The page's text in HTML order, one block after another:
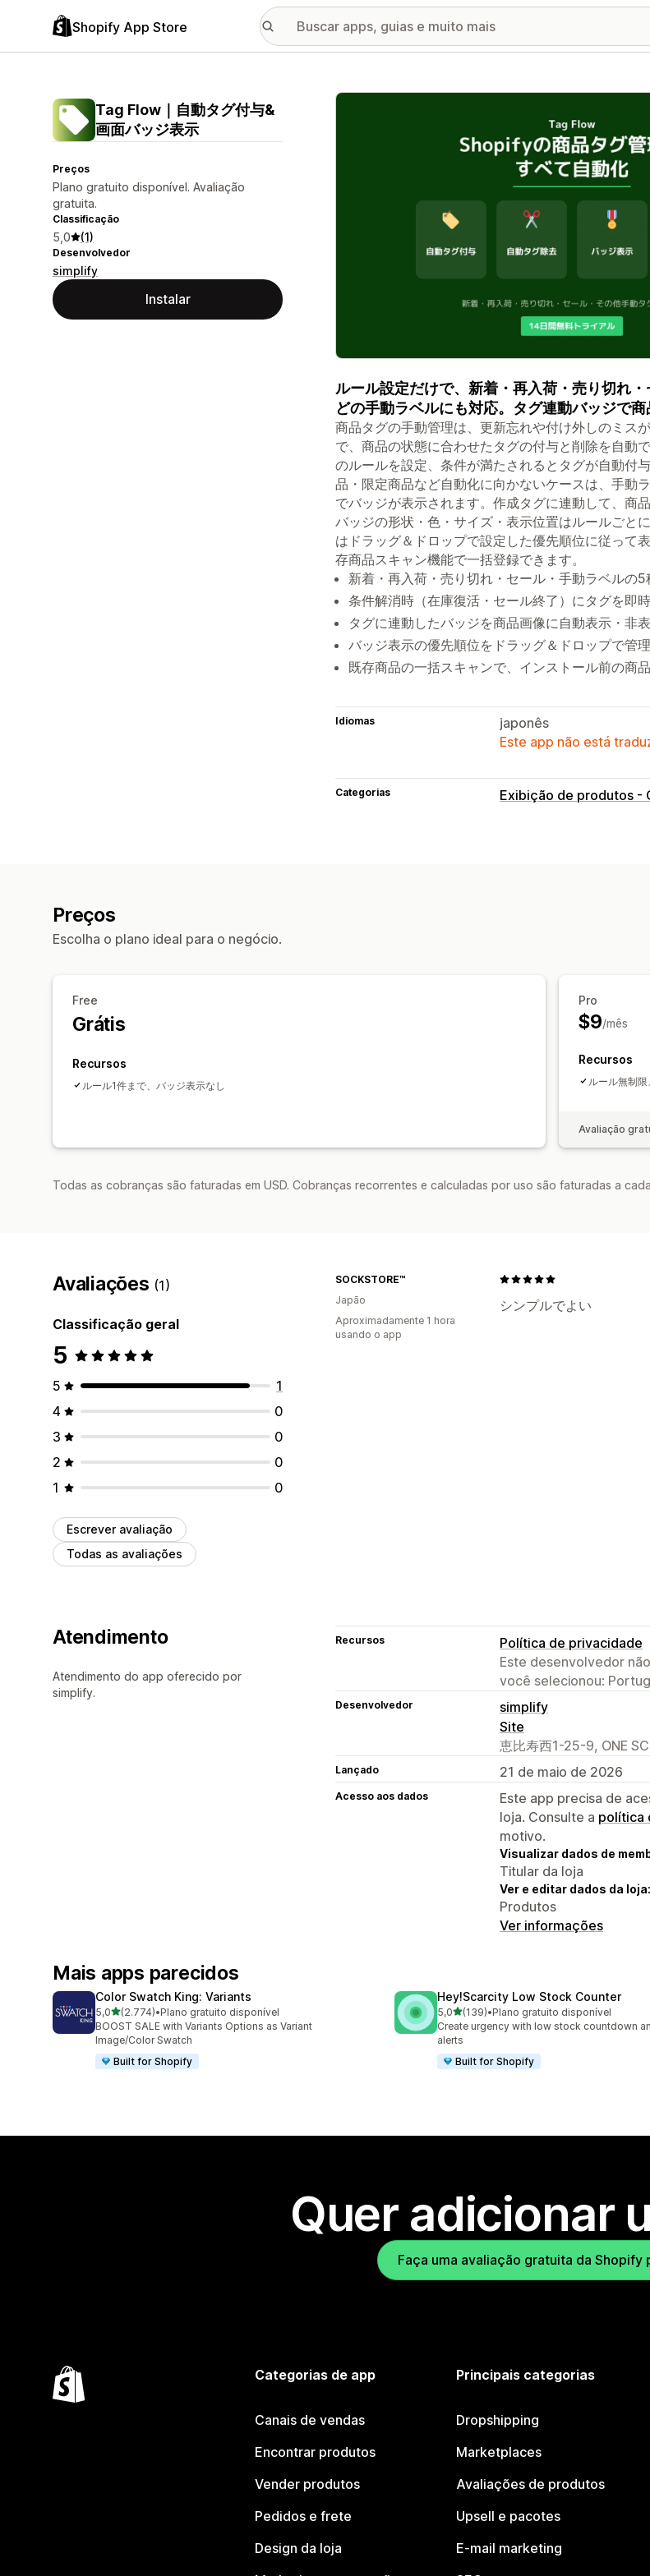
Shopify App Store
Tag Flow｜自動タグ付与&
画面バッジ表示
Preços
Plano gratuito disponível. Avaliação
gratuita.
Classificação
5,0 (1)
Desenvolvedor
simplify
Instalar
Galeria de imagens em destaque
ルール設定だけで、新着・再入荷・売り切れ
どの手動ラベルにも対応。タグ連動バッジで
商品タグの手動管理は、更新忘れや付け外しのミス
で、商品の状態に合わせたタグの付与と削除を自動
のルールを設定、条件が満たされるとタグが自動付
品・限定商品など自動化に向かないケースは、手動
でバッジが表示されます。作成タグに連動して、商
バッジの形状・色・サイズ・表示位置はルールごと
はドラッグ＆ドロップで設定した優先順位に従って
存商品スキャン機能で一括登録できます。
新着・再入荷・売り切れ・セール・手動ラベルの
条件解消時（在庫復活・セール終了）にタグを即
タグに連動したバッジを商品画像に自動表示・非
バッジ表示の優先順位をドラッグ＆ドロップで管理
既存商品の一括スキャンで、インストール前の商
Idiomas
japonês
Este app não está
Categorias Exibição de produtos -
Preços
Escolha o plano ideal para o negócio.
Free
Grátis
Recursos
ルール1件まで、バッジ表示なし
Pro
$9/mês
Recursos
ルール無制
Avaliação
Todas as cobranças são faturadas em USD. Cobranças recorrentes e calculadas por uso são faturadas a
Avaliações (1)
Classificação geral
5
5
1
4
0
3
0
2
0
1
0
Escrever avaliação
Todas as avaliações
シンプルでよい
SOCKSTORE™
Japão
Aproximadamente 1 hora
usando o app
Atendimento
Atendimento do app oferecido por
simplify.
Recursos
Política de privacidade
Este desenvolvedor
você selecionou:
Desenvolvedor
simplify
Site
恵比寿西1-25-9, ONE
Lançado 21 de maio de 2026
Acesso aos dados
Este app precisa de
loja. Consulte a política
motivo.
Visualizar dados de
Titular da loja
Ver e editar dados da loja:
Produtos
Ver informações
Mais apps parecidos
Color Swatch King: Variants
5,0de 5 estrelas
(2.774)
2774 avaliações ao todo
•Plano gratuito disponível
BOOST SALE with Variants Options as Variant
Image/Color Swatch
Built for Shopify
Hey!Scarcity Low Stock Counter
5,0de 5 estrelas
(139)
139 avaliações ao todo
•Plano gratuito disponível
Create urgency with low stock countdown
alerts
Built for Shopify
Quer adicionar
Faça uma avaliação gratuita da Shopify
Categorias de app
Canais de vendas
Encontrar produtos
Vender produtos
Pedidos e frete
Design da loja
Principais categorias
Dropshipping
Marketplaces
Avaliações de produtos
Upsell e pacotes
E-mail marketing